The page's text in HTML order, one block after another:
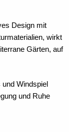
Design mit
wirkt
Gärten, auf
Windspiel
und Ruhe